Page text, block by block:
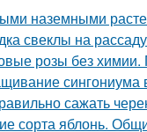
наземными
свеклы на
розы без
сингониума
сажать
сорта яблонь.